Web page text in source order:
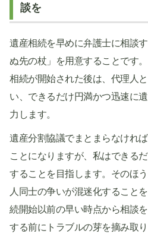
談を
遺産相続を早めに弁護士に相談
ぬ先の杖」を用意することです
相続が開始された後は、代理人
い、できるだけ円満かつ迅速に
力します。
遺産分割協議でまとまらなけれ
ことになりますが、私はできる
することを目指します。そのほ
人同士の争いが混迷化すること
続開始以前の早い時点から相談
する前にトラブルの芽を摘み取り